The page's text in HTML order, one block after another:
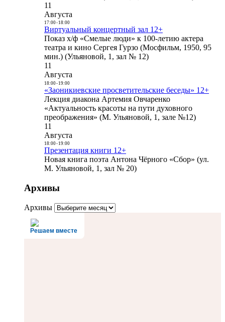
11
Августа
17:00- 18:00
Виртуальный концертный зал 12+
Показ х/ф «Смелые люди» к 100-летию актера
театра и кино Сергея Гурзо (Мосфильм, 1950, 95
мин.) (Ульяновой, 1, зал № 12)
11
Августа
18:00- 19:00
«Заоникиевские просветительские беседы» 12+
Лекция диакона Артемия Овчаренко
«Актуальность красоты на пути духовного
преображения» (М. Ульяновой, 1, зале №12)
11
Августа
18:00- 19:00
Презентация книги 12+
Новая книга поэта Антона Чёрного «Сбор» (ул.
М. Ульяновой, 1, зал № 20)
Архивы
Архивы
Решаем вместе